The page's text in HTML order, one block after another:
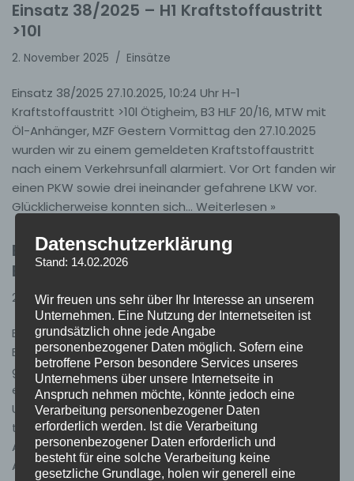
Einsatz 38/2025 – H1 Kraftstoffaustritt
>10l
2. November 2025 Einsätze
Einsatz 38/2025 27.10.2025, 10:24 Uhr H-1
Kraftstoffaustritt >10l Ötigheim, B3 HLF 20/16, MTW mit
Öl-Anhänger, MZF Gestern Vormittag den 27.10.2025
wurden wir zu einem gemeldeten Kraftstoffaustritt
nach einem Verkehrsunfall alarmiert. Vor Ort fanden wir
einen PKW sowie drei ineinander gefahrene LKW vor.
Glücklicherweise konnten sich… Weiterlesen »
Einsatz 37/2025 – B2 GMA
Brandmeldeanlage
24. Oktober 2025 Einsätze
Einsatz 37/2025 22.10.2025, 22:47 Uhr B-2 GMA
Brandmeldeanlage Ötigheim HLF 20/16, MTW Am
gestrigen Mittwoch Abend, den 22.10.2025 wurden wir zu
einer ausgelösten Brandmeldeanlage in ein
Unternehmen alarmiert. Als Auslöser konnte ein
technischer Defekt in der Sprinklerzentrale am
Antriebsmotor ausfindig gemacht werden das die
Anlage…Weiterlesen »
Datenschutzerklärung
Stand: 14.02.2026
Wir freuen uns sehr über Ihr Interesse an unserem
Unternehmen. Eine Nutzung der Internetseiten ist
grundsätzlich ohne jede Angabe
personenbezogener Daten möglich. Sofern eine
betroffene Person besondere Services unseres
Unternehmens über unsere Internetseite in
Anspruch nehmen möchte, könnte jedoch eine
Verarbeitung personenbezogener Daten
erforderlich werden. Ist die Verarbeitung
personenbezogener Daten erforderlich und
besteht für eine solche Verarbeitung keine
gesetzliche Grundlage, holen wir generell eine